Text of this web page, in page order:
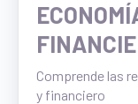
Comprende las
y financiero